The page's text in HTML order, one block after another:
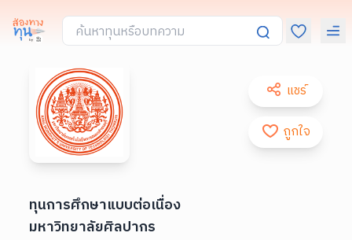
แชร์
ถูกใจ
ทุนการศึกษาแบบต่อเนื่อง
มหาวิทยาลัยศิลปากร